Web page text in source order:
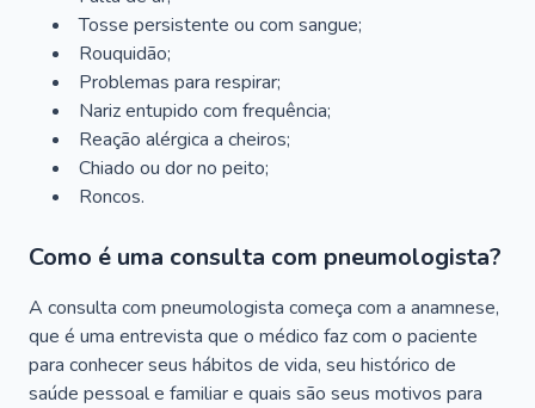
Tosse persistente ou com sangue;
Rouquidão;
Problemas para respirar;
Nariz entupido com frequência;
Reação alérgica a cheiros;
Chiado ou dor no peito;
Roncos.
Como é uma consulta com pneumologista?
A consulta com pneumologista começa com a anamnese,
que é uma entrevista que o médico faz com o paciente
para conhecer seus hábitos de vida, seu histórico de
saúde pessoal e familiar e quais são seus motivos para